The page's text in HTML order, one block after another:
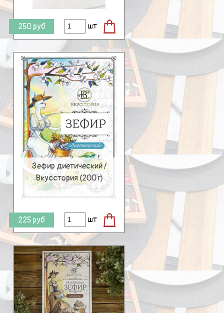
250 руб шт
Зефир диетический /
Вкусстория (200 г)
225 руб шт